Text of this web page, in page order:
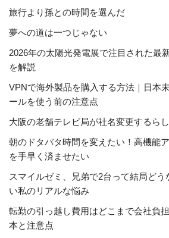
旅行より孫との時間を選んだ
夢への道は一つじゃない
2026年の太陽光発電展で注目された最
を解説
VPNで海外製品を購入する方法｜日本
ールを使う前の注意点
大阪の老舗テレビ局が社名変更するら
朝のドタバタ時間を変えたい！高機能
を手早く済ませたい
スマイルゼミ、兄弟で2台って結局どう
い私のリアルな悩み
転勤の引っ越し費用はどこまで会社負
本と注意点